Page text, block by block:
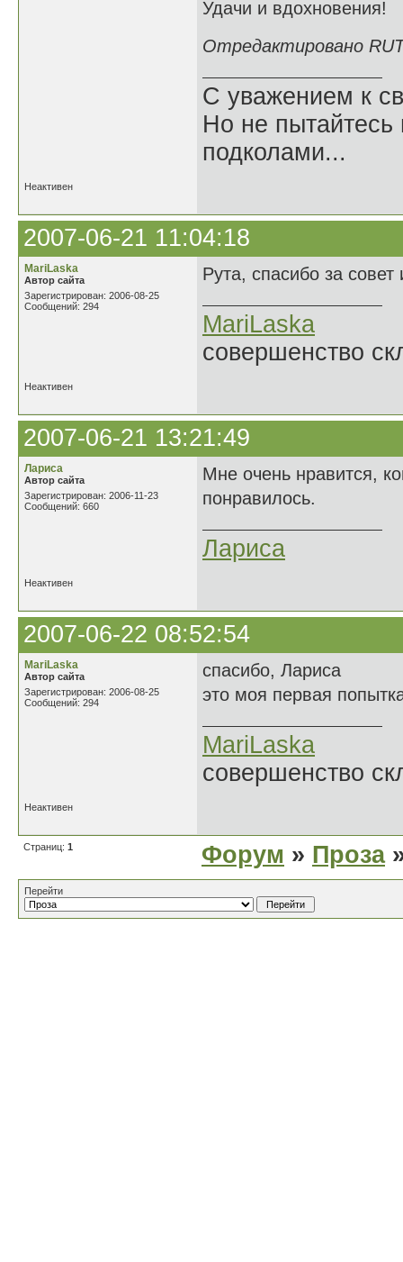
Удачи и вдохновения!
Отредактировано
С уважением к
Но не пытайтесь
подколами...
Неактивен
2007-06-21 11:04:18
MariLaska
Автор сайта
Зарегистрирован: 2006-08-25
Сообщений: 294
Рута, спасибо за
MariLaska
совершенство
Неактивен
2007-06-21 13:21:49
Лариса
Автор сайта
Зарегистрирован: 2006-11-23
Сообщений: 660
Мне очень нравится,
понравилось.
Лариса
Неактивен
2007-06-22 08:52:54
MariLaska
Автор сайта
Зарегистрирован: 2006-08-25
Сообщений: 294
спасибо, Лариса
это моя первая
MariLaska
совершенство
Неактивен
Страниц: 1 Форум » Проза
Перейти